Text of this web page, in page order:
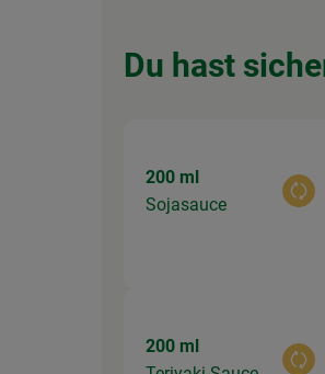
Du hast
200 ml
Sojasauce
200 ml